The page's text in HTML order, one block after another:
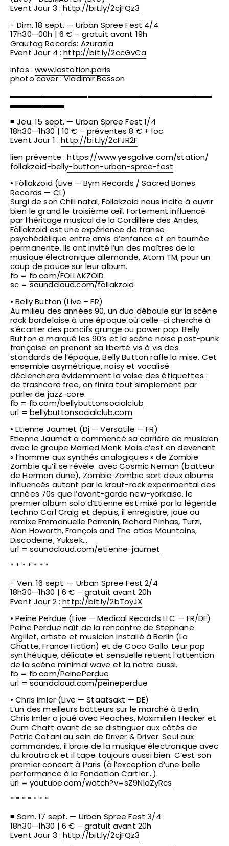
Event Jour 3 :http://bit.ly/2cjFQz3
≡ Dim. 18 sept. — Urban Spree Fest 4/4
17h30—00h | 6 € – gratuit avant 19h
Grautag Records: Azurazia
Event Jour 4 :http://bit.ly/2ccGvCa
infos :www.lastation.paris
photo cover : Vladimir Besson
▬▬▬▬▬▬▬▬▬▬▬▬▬▬▬▬▬▬▬▬▬▬▬▬▬▬
▬▬▬▬▬▬▬
≡ Jeu. 15 sept. — Urban Spree Fest 1/4
18h30—1h30 | 10 € – préventes 8 € + loc
Event Jour 1 :http://bit.ly/2cFJR2F
lien prévente :https://www.yesgolive.com/station/
follakzoid-belly-button-urban-spree-fest
• Föllakzoid (Live — Bym Records / Sacred Bones
Records — CL)
Surgi de son Chili natal, Föllakzoid nous incite à ouvrir
bien le grand le troisième œil. Fortement influencé
par l’héritage musical de la Cordillère des Andes,
Föllakzoid est une expérience de transe
psychédélique entre amis d’enfance et en tournée
permanente. Ils ont invité l’un des maîtres de la
musique électronique allemande, Atom TM, pour un
coup de pouce sur leur album.
fb = fb.com/FOLLAKZOID
sc =soundcloud.com/follakzoid
• Belly Button (Live – FR)
Au milieu des années 90, un duo déboule sur la scène
rock bordelaise à une époque où celle-ci cherche à
s’écarter des poncifs grunge ou power pop. Belly
Button a marqué les 90’s et la scène noise post-punk
française en prenant sa liberté vis à vis des
standards de l’époque, Belly Button rafle la mise. Cet
ensemble asymétrique, noisy et vocalisé
déclenchera évidemment la valse des étiquettes :
de trashcore free, on finira tout simplement par
parler de jazz-core.
fb = fb.com/bellybuttonsocialclub
url =bellybuttonsocialclub.com
• Etienne Jaumet (Dj — Versatile — FR)
Etienne Jaumet a commencé sa carrière de musicien
avec le groupe Married Monk. Mais c’est en devenant
« l’homme aux synthés analogiques » de Zombie
Zombie qu’il se révèle. avec Cosmic Neman (batteur
de Herman dune), Zombie Zombie sort deux albums
influencés autant par le kraut-rock experimental des
années 70s que l’avant-garde new-yorkaise. le
premier album solo d’Etienne est mixé par la légende
techno Carl Craig et depuis, il enregistre, joue ou
remixe Emmanuelle Parrenin, Richard Pinhas, Turzi,
Alan Howarth, François and The atlas Mountains,
Discodeine, Yuksek…
url = soundcloud.com/etienne-jaumet
* * * * * * *
≡ Ven. 16 sept. — Urban Spree Fest 2/4
18h30—1h30 | 6 € – gratuit avant 20h
Event Jour 2 :http://bit.ly/2bToyJX
• Peine Perdue (Live — Medical Records LLC — FR/DE)
Peine Perdue naît de la rencontre de Stephane
Argillet, artiste et musicien installé à Berlin (La
Chatte, France Fiction) et de Coco Gallo. Leur pop
synthétique, délicate et sensuelle retient l’attention
de la scène minimal wave et la notre aussi.
fb = fb.com/PeinePerdue
url =soundcloud.com/peineperdue
• Chris Imler (Live — Staatsakt — DE)
L’un des meilleurs batteurs sur le marché à Berlin,
Chris Imler a joué avec Peaches, Maximilien Hecker et
Oum Chatt avant de se distinguer aux côtés de
Patric Catani au sein de Driver & Driver. Seul aux
commandes, il broie de la musique électronique avec
du krautrock et il tape toujours aussi bien. C’est son
premier concert à Paris (à l’exception d’une belle
performance à la Fondation Cartier…).
url = youtube.com/watch?v=sZ9NIaZyRcs
* * * * * * *
≡ Sam. 17 sept. — Urban Spree Fest 3/4
18h30—1h30 | 6 € – gratuit avant 20h
Event Jour 3 :http://bit.ly/2cjFQz3